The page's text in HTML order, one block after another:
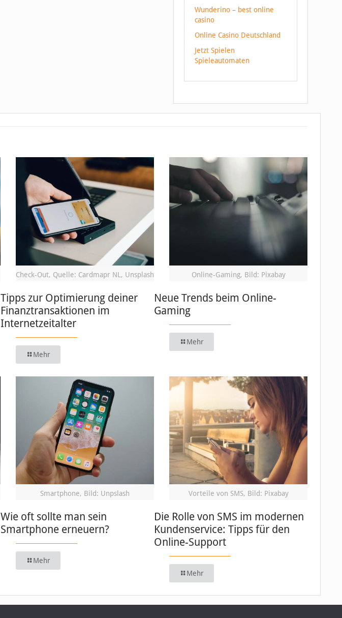
Wunderino – best online
casino
Online Casino Deutschland
Jetzt Spielen
Spieleautomaten
Check-Out, Quelle: Cardmapr NL, Unsplash
Tipps zur Optimierung deiner
Finanztransaktionen im
Internetzeitalter
Mehr
Online-Gaming, Bild: Pixabay
Neue Trends beim Online-
Gaming
Mehr
Smartphone, Bild: Unpslash
Wie oft sollte man sein
Smartphone erneuern?
Mehr
Vorteile von SMS, Bild: Pixabay
Die Rolle von SMS im modernen
Kundenservice: Tipps für den
Online-Support
Mehr